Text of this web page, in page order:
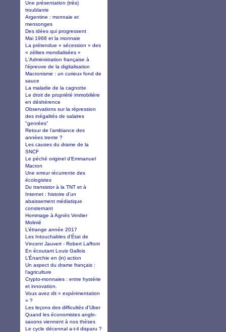
Une présentation (très)
troublante
Argentine : monnaie et
mensonges
Des idées qui progressent
Mai 1968 et la monnaie
La prétendue « sécession » des
« zélites mondialisées »
L'Administration française à
l'épreuve de la digitalisation
Macronisme : un curieux fond de
sauce
La maladie de la cagnotte
Le droit de propriété immobilière
en déshérence
Observations sur la répression
des inégalités de salaires
"genrées"
Retour de l’ambiance des
années trente ?
Les causes du drame de la
SNCF
Le péché originel d’Emmanuel
Macron
Une erreur récurrente des
écologistes
Du transistor à la TNT et à
Internet : histoire d’un
abaissement médiatique
consternant
Hommage à Agnès Verdier
Molinié
L’étrange année 2017
Les Intouchables d’État de
Vincent Jauvert - Robert Laffont
En écoutant Louis Gallois
L’Énarchie en (in) action
Un aspect du drame français :
l'agriculture
Crypto-monnaies : entre hystérie
et innovation.
Vous avez dit « expérimentation
» ?
Les leçons des difficultés d’Uber
Quand les économistes anglo-
saxons viennent à nos thèses
Le cycle décennal a-t-il disparu ?